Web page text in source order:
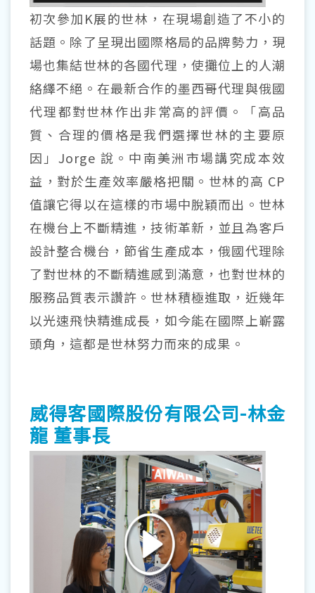
初次參加K展的世林，在現場創造了不小的
話題。除了呈現出國際格局的品牌勢力，現
場也集結世林的各國代理，使攤位上的人潮
絡繹不絕。在最新合作的墨西哥代理與俄國
代理都對世林作出非常高的評價。「高品
質、合理的價格是我們選擇世林的主要原
因」Jorge 說。中南美洲市場講究成本效
益，對於生產效率嚴格把關。世林的高 CP
值讓它得以在這樣的市場中脫穎而出。世林
在機台上不斷精進，技術革新，並且為客戶
設計整合機台，節省生產成本，俄國代理除
了對世林的不斷精進感到滿意，也對世林的
服務品質表示讚許。世林積極進取，近幾年
以光速飛快精進成長，如今能在國際上嶄露
頭角，這都是世林努力而來的成果。
威得客國際股份有限公司-林金
龍 董事長